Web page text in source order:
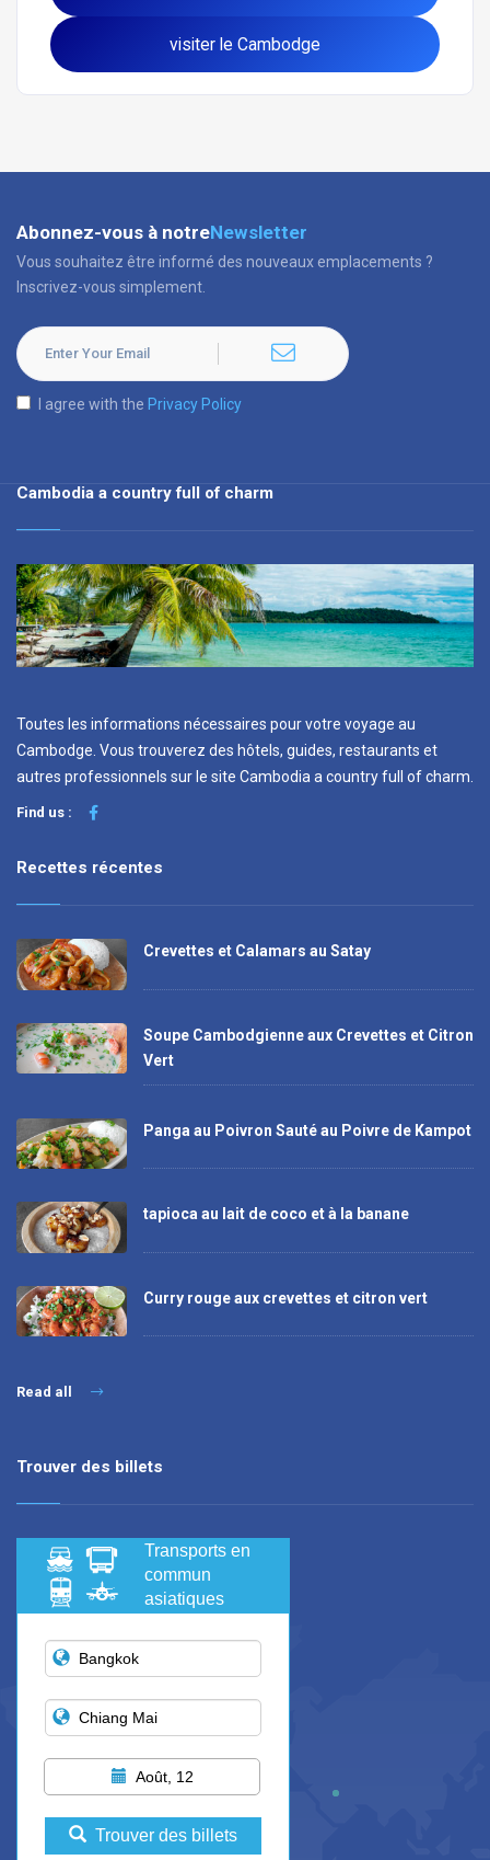
visiter le Cambodge
Abonnez-vous à notreNewsletter
Vous souhaitez être informé des nouveaux emplacements ?
Inscrivez-vous simplement.
I agree with the Privacy Policy
Cambodia a country full of charm
Toutes les informations nécessaires pour votre voyage au
Cambodge. Vous trouverez des hôtels, guides, restaurants et
autres professionnels sur le site Cambodia a country full of charm.
Find us :
Recettes récentes
Crevettes et Calamars au Satay
Soupe Cambodgienne aux Crevettes et Citron
Vert
Panga au Poivron Sauté au Poivre de Kampot
tapioca au lait de coco et à la banane
Curry rouge aux crevettes et citron vert
Read all
Trouver des billets
Transports en
commun
asiatiques
Août, 12
Trouver des billets